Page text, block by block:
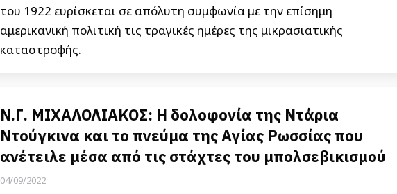
του 1922 ευρίσκεται σε απόλυτη συμφωνία με την επίσημη
αμερικανική πολιτική τις τραγικές ημέρες της μικρασιατικής
καταστροφής.
Ν.Γ. ΜΙΧΑΛΟΛΙΑΚΟΣ: Η δολοφονία της Ντάρια
Ντούγκινα και το πνεύμα της Αγίας Ρωσσίας που
ανέτειλε μέσα από τις στάχτες του μπολσεβικισμού
04/09/2022